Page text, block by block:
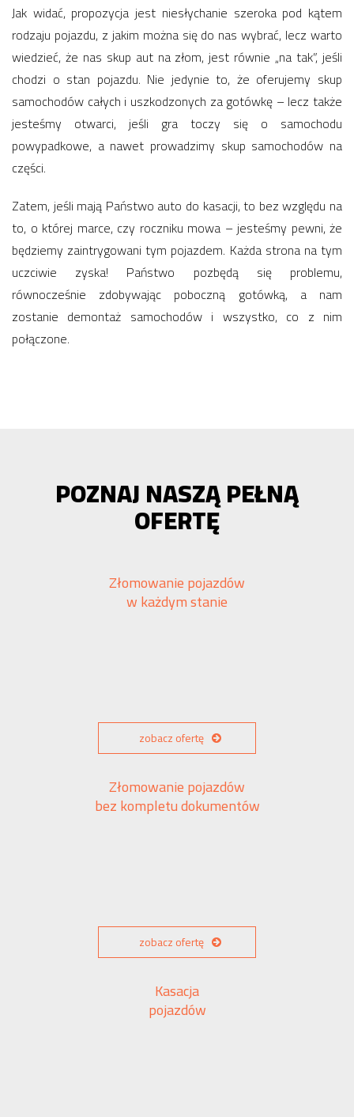
Jak widać, propozycja jest niesłychanie szeroka pod kątem
rodzaju pojazdu, z jakim można się do nas wybrać, lecz warto
wiedzieć, że nas skup aut na złom, jest równie „na tak”, jeśli
chodzi o stan pojazdu. Nie jedynie to, że oferujemy skup
samochodów całych i uszkodzonych za gotówkę – lecz także
jesteśmy otwarci, jeśli gra toczy się o samochodu
powypadkowe, a nawet prowadzimy skup samochodów na
części.
Zatem, jeśli mają Państwo auto do kasacji, to bez względu na
to, o której marce, czy roczniku mowa – jesteśmy pewni, że
będziemy zaintrygowani tym pojazdem. Każda strona na tym
uczciwie zyska! Państwo pozbędą się problemu,
równocześnie zdobywając poboczną gotówką, a nam
zostanie demontaż samochodów i wszystko, co z nim
połączone.
POZNAJ NASZĄ PEŁNĄ
OFERTĘ
Złomowanie pojazdów
w każdym stanie
zobacz ofertę
Złomowanie pojazdów
bez kompletu dokumentów
zobacz ofertę
Kasacja
pojazdów